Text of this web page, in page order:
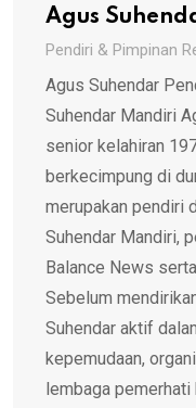
Agus
Pendiri & Pimpinan
Agus Suhendar
Suhendar Mandiri
senior kelahiran
berkecimpung di
merupakan pendiri
Suhendar Mandiri,
Balance News
Sebelum
Suhendar aktif
kepemudaan,
lembaga